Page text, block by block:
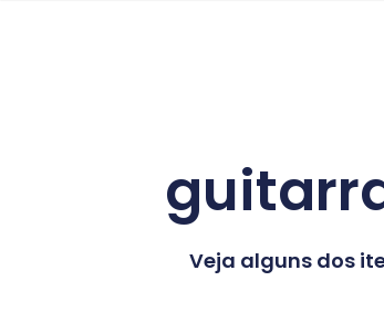
Veja alguns dos